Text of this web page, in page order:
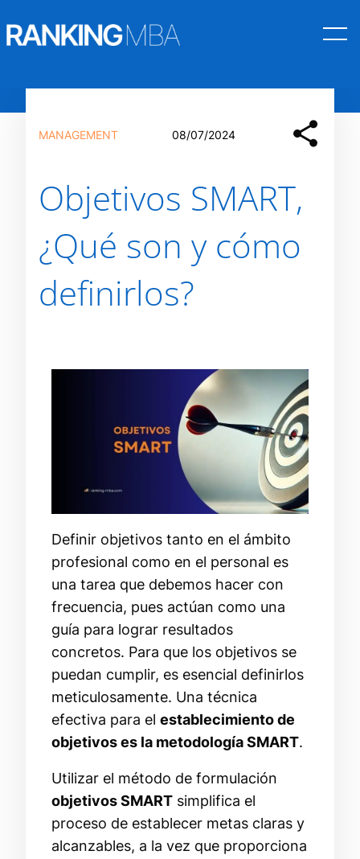
contenidoMANAGEMENT 08/07/2024
Objetivos SMART,
¿Qué son y cómo
definirlos?
Definir objetivos tanto en el ámbito
profesional como en el personal es
una tarea que debemos hacer con
frecuencia, pues actúan como una
guía para lograr resultados
concretos. Para que los objetivos se
puedan cumplir, es esencial definirlos
meticulosamente. Una técnica
efectiva para el establecimiento de
objetivos es la metodología SMART.
Utilizar el método de formulación
objetivos SMART simplifica el
proceso de establecer metas claras y
alcanzables, a la vez que proporciona